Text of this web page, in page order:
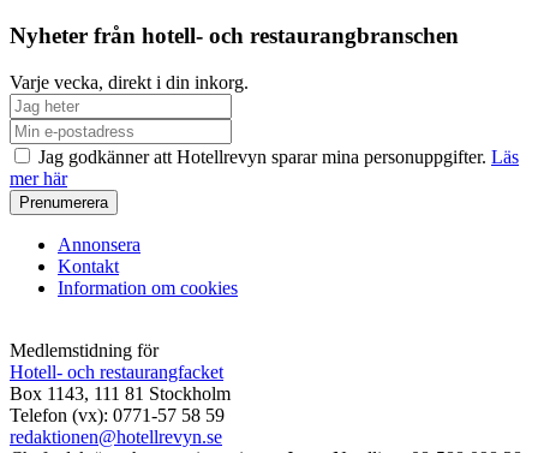
Nyheter från hotell- och restaurangbranschen
Varje vecka, direkt i din inkorg.
Jag godkänner att Hotellrevyn sparar mina personuppgifter. Läs
mer här
Annonsera
Kontakt
Information om cookies
Medlemstidning för
Hotell- och restaurangfacket
Box 1143, 111 81 Stockholm
Telefon (vx): 0771-57 58 59
redaktionen@hotellrevyn.se